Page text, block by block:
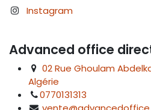
Instagram
Advanced office
02 Rue Ghoulam
Algérie
0770131313